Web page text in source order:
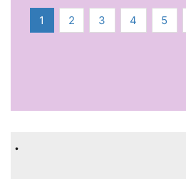
1 2 3 4 5
.